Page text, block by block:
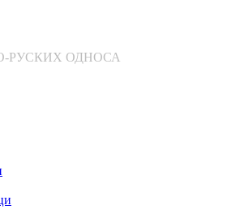
РУСКИХ ОДНОСА